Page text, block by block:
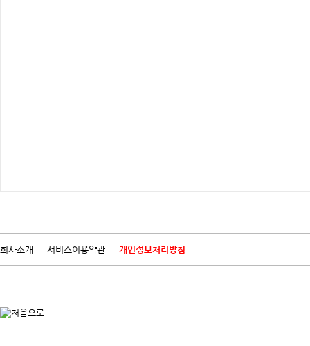
회사소개 서비스이용약관 개인정보처리방침